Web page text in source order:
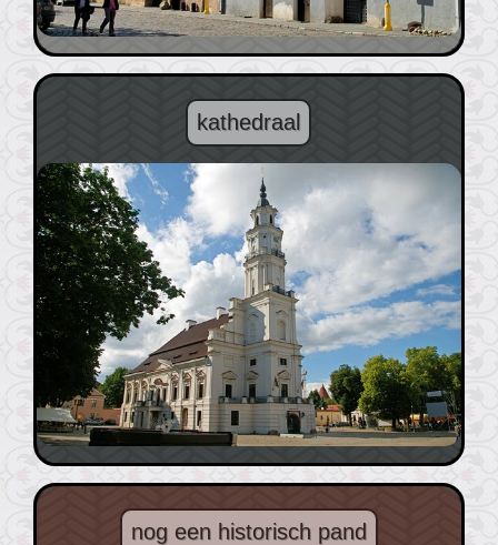
kathedraal
nog een historisch pand